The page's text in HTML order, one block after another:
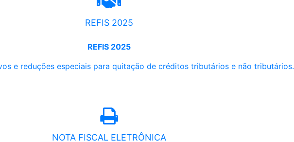
REFIS 2025
REFIS 2025
e reduções especiais para quitação de créditos tributários e não tributários.
NOTA FISCAL ELETRÔNICA